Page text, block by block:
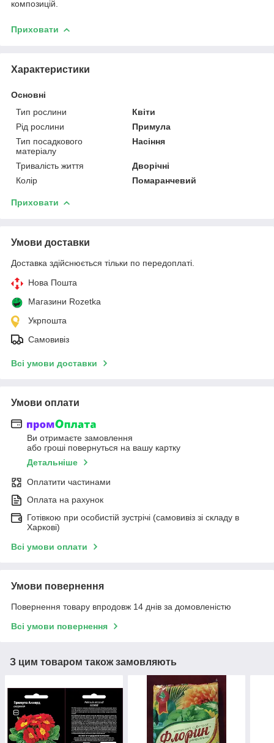
композицій.
Приховати
Характеристики
Основні
Тип рослини
Квіти
Рід рослини
Примула
Тип посадкового
матеріалу
Насіння
Тривалість життя
Дворічні
Колір
Помаранчевий
Приховати
Умови доставки
Доставка здійснюється тільки по передоплаті.
Нова Пошта
Магазини Rozetka
Укрпошта
Самовивіз
Всі умови доставки
Умови оплати
Ви отримаєте замовлення
або гроші повернуться на вашу картку
Детальніше
Оплатити частинами
Оплата на рахунок
Готівкою при особистій зустрічі (самовивіз зі складу в
Харкові)
Всі умови оплати
Умови повернення
Повернення товару впродовж 14 днів за домовленістю
Всі умови повернення
З цим товаром також замовляють